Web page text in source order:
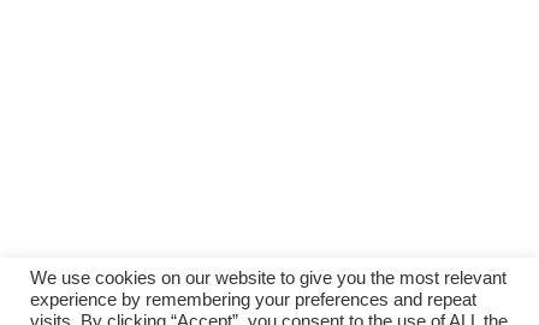
We use cookies on our website to give you the most relevant